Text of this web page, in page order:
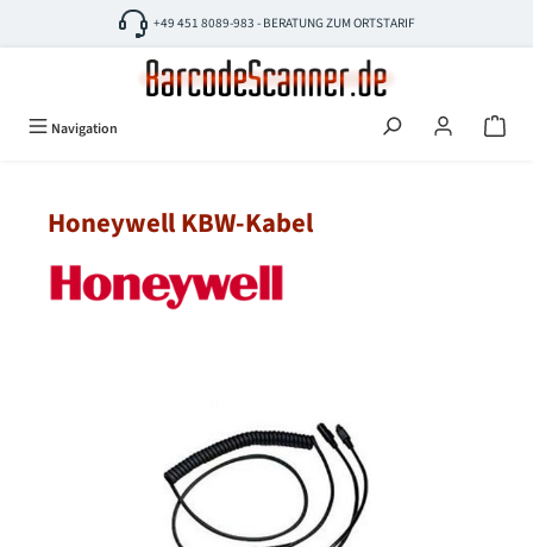
Zum Hauptinhalt springen+49 451 8089-983 - BERATUNG ZUM ORTSTARIF
Navigation
Honeywell KBW-Kabel